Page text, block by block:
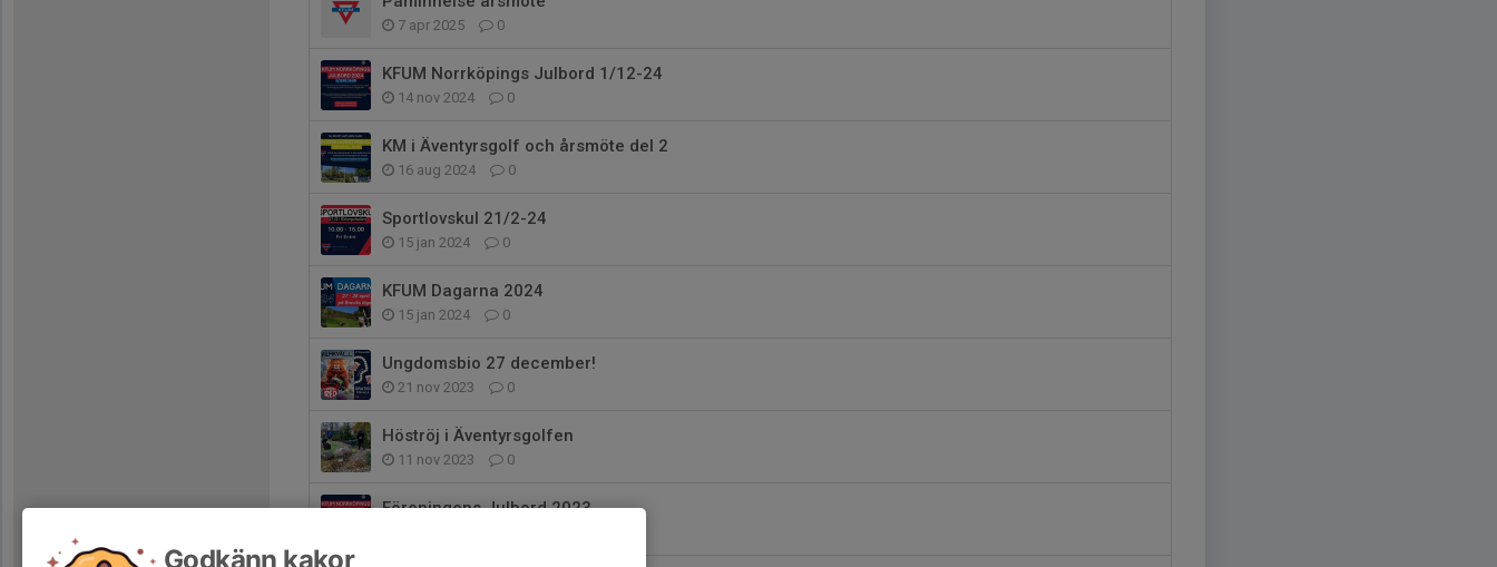
7 apr 2025 0
KFUM Norrköpings Julbord 1/12-24
14 nov 2024 0
KM i Äventyrsgolf och årsmöte del 2
16 aug 2024 0
Sportlovskul 21/2-24
15 jan 2024 0
KFUM Dagarna 2024
15 jan 2024 0
Ungdomsbio 27 december!
21 nov 2023 0
Höströj i Äventyrsgolfen
11 nov 2023 0
Föreningens Julbord 2023
Godkänn kakor